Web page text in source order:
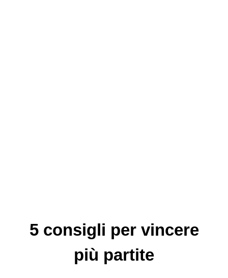
5 consigli per vincere
più partite